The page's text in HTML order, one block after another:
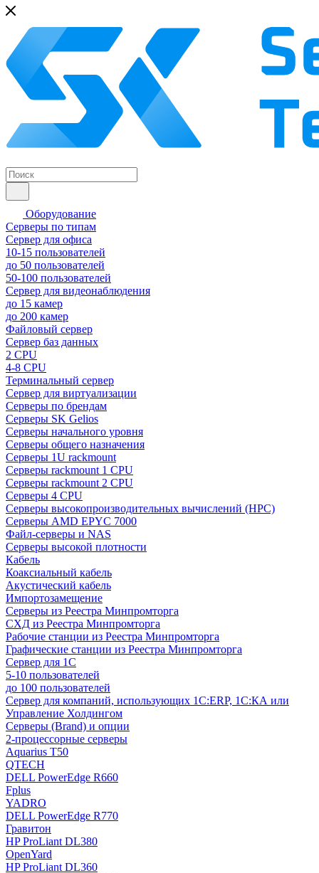
Оборудование
Серверы по типам
Сервер для офиса
10-15 пользователей
до 50 пользователей
50-100 пользователей
Сервер для видеонаблюдения
до 15 камер
до 200 камер
Файловый сервер
Сервер баз данных
2 CPU
4-8 CPU
Терминальный сервер
Сервер для виртуализации
Серверы по брендам
Серверы SK Gelios
Серверы начального уровня
Серверы общего назначения
Серверы 1U rackmount
Серверы rackmount 1 CPU
Серверы rackmount 2 CPU
Серверы 4 CPU
Серверы высокопроизводительных вычислений (HPC)
Серверы AMD EPYC 7000
Файл-серверы и NAS
Серверы высокой плотности
Кабель
Коаксиальный кабель
Акустический кабель
Импортозамещение
Серверы из Реестра Минпромторга
СХД из Реестра Минпромторга
Рабочие станции из Реестра Минпромторга
Графические станции из Реестра Минпромторга
Сервер для 1С
5-10 пользователей
до 100 пользователей
Сервер для компаний, использующих 1C:ERP, 1С:КА или
Управление Холдингом
Серверы (Brand) и опции
2-процессорные серверы
Aquarius T50
QTECH
DELL PowerEdge R660
Fplus
YADRO
DELL PowerEdge R770
Гравитон
HP ProLiant DL380
OpenYard
HP ProLiant DL360